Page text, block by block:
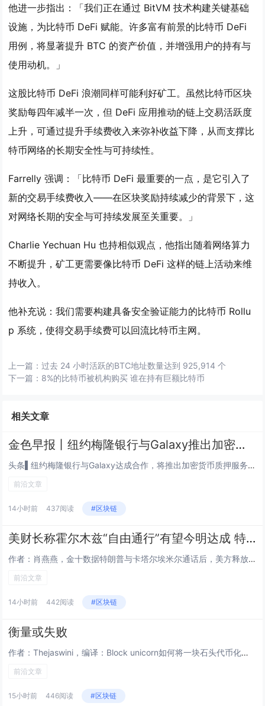
他进一步指出：「我们正在通过 BitVM 技术构建关键基础
设施，为比特币 DeFi 赋能。许多富有前景的比特币 DeFi
用例，将显著提升 BTC 的资产价值，并增强用户的持有与
使用动机。」
这股比特币 DeFi 浪潮同样可能利好矿工。虽然比特币区块
奖励每四年减半一次，但 DeFi 应用推动的链上交易活跃度
上升，可通过提升手续费收入来弥补收益下降，从而支撑比
特币网络的长期安全性与可持续性。
Farrelly 强调：「比特币 DeFi 最重要的一点，是它引入了
新的交易手续费收入——在区块奖励持续减少的背景下，这
对网络长期的安全与可持续发展至关重要。」
Charlie Yechuan Hu 也持相似观点，他指出随着网络算力
不断提升，矿工更需要像比特币 DeFi 这样的链上活动来维
持收入。
他补充说：我们需要构建具备安全验证能力的比特币 Rollu
p 系统，使得交易手续费可以回流比特币主网。
上一篇：过去 24 小时活跃的BTC地址数量达到 925,914 个
下一篇： 8%的比特币被机构购买 谁在持有巨额比特币
相关文章
金色早报丨纽约梅隆银行与Galaxy推出加密质押服务 三星拟向手机添加原生稳定币功能
头条▌纽约梅隆银行与Galaxy达成合作，将推出加密货币质押服务8月4日，Galaxy Digital 宣布与纽约梅隆银...
前沿文章
14小时前 437阅读 #区块链
美财长称霍尔木兹“自由通行”有望今明达成 特朗普与卡塔尔埃米尔通话促降级
作者：肖燕燕，金十数据特朗普与卡塔尔埃米尔通话后，美方释放积极信号。贝森特称，美伊可能很快达成协议，开放霍尔木兹海峡并恢...
前沿文章
14小时前 442阅读 #区块链
衡量或失败
作者：Thejaswini，编译：Block unicorn如何将一块石头代币化？找一块石头，铸造一种代表它的代币，而这...
前沿文章
15小时前 446阅读 #区块链